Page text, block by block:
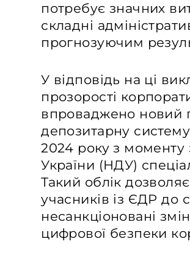
потребує значних
складні
прогнозуючим
У відповідь на ці
прозорості
впроваджено новий
депозитарну
2024 року з моменту
України (НДУ)
Такий облік
учасників із ЄДР
несанкціоновані
цифрової безпеки